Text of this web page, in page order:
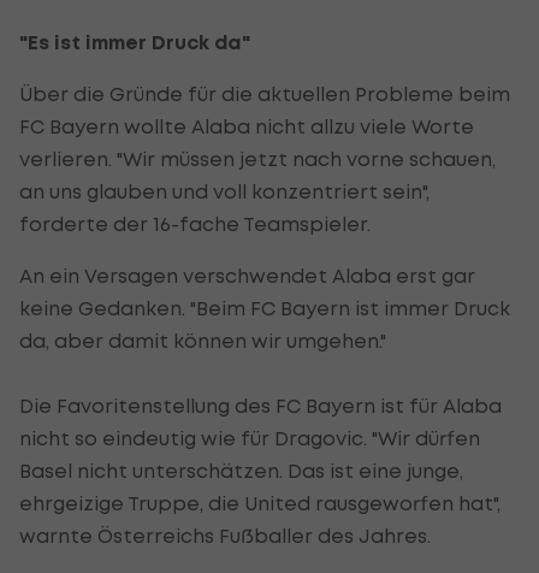
"Es ist immer Druck da"
Über die Gründe für die aktuellen Probleme beim
FC Bayern wollte Alaba nicht allzu viele Worte
verlieren. "Wir müssen jetzt nach vorne schauen,
an uns glauben und voll konzentriert sein",
forderte der 16-fache Teamspieler.
An ein Versagen verschwendet Alaba erst gar
keine Gedanken. "Beim FC Bayern ist immer Druck
da, aber damit können wir umgehen."
Die Favoritenstellung des FC Bayern ist für Alaba
nicht so eindeutig wie für Dragovic. "Wir dürfen
Basel nicht unterschätzen. Das ist eine junge,
ehrgeizige Truppe, die United rausgeworfen hat",
warnte Österreichs Fußballer des Jahres.